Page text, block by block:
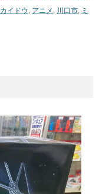
カイドウ, アニメ , 川口市, ミ